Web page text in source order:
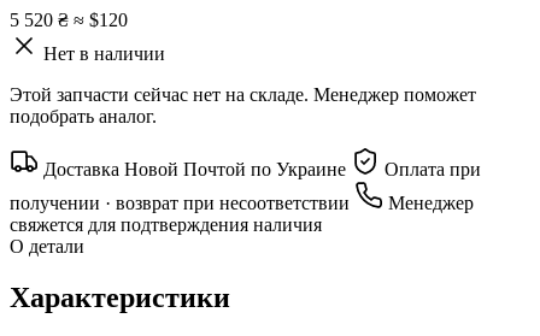
5 520 ₴ ≈ $120
Нет в наличии
Этой запчасти сейчас нет на складе. Менеджер поможет
подобрать аналог.
Доставка Новой Почтой по Украине
Оплата при
получении · возврат при несоответствии
Менеджер
свяжется для подтверждения наличия
О детали
Характеристики